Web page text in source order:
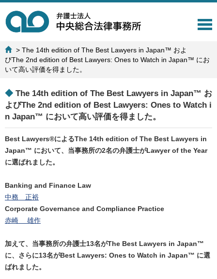
T
l
a
a
t
i
>The 14th edition of The Best Lawyers in Japan™ およ
びThe 2nd edition of Best Lawyers: Ones to Watch in Japan™ にお
いて高い評価を得ました。
◆ The 14th edition of The Best Lawyers in Japan™ お
よびThe 2nd edition of Best Lawyers: Ones to Watch i
n Japan™ において高い評価を得ました。
Best Lawyers®によるThe 14th edition of The Best Lawyers in
Japan™ において、当事務所の2名の弁護士がLawyer of the Year
に選ばれました。
Banking and Finance Law
中務 正裕
Corporate Governance and Compliance Practice
赤崎 雄作
加えて、当事務所の弁護士13名がThe Best Lawyers in Japan™
に、さらに13名がBest Lawyers: Ones to Watch in Japan™ に選
ばれました。